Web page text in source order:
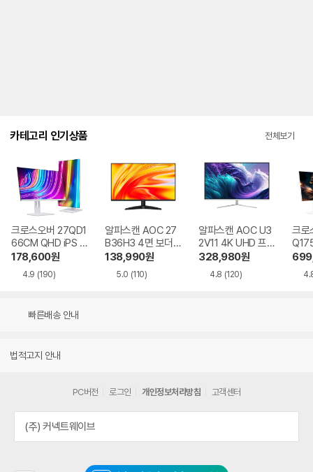
카테고리 인기상품 전체보기
크로스오버 27QD1
66CM QHD iPS U
SB-C 화이트 Ai 멀
티스탠드
178,600원
4.9 (190)
알파스캔 AOC 27
B36H3 4면 보더리
스 IPS 120 시력보
호 무결점
138,990원
5.0 (110)
알파스캔 AOC U3
2V11 4K UHD 프리
싱크 HDR 시력보호
무결점
328,980원
4.8 (120)
크로
Ai
빠른배송 안내
법적고지 안내
PC버전 로그인 개인정보처리방침 고객센터
(주) 커넥트웨이브